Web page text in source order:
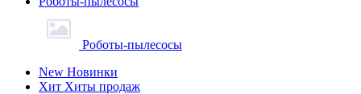
Роботы-пылесосы
New Новинки
Хит Хиты продаж